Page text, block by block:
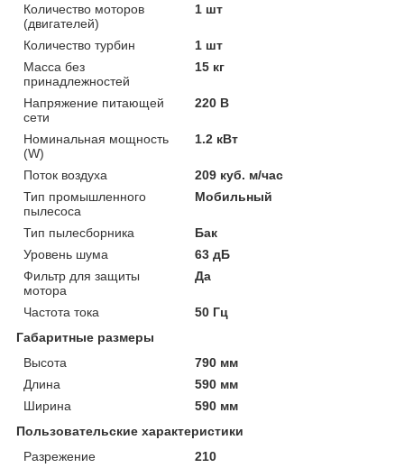
Количество моторов
(двигателей)
1 шт
Количество турбин
1 шт
Масса без
принадлежностей
15 кг
Напряжение питающей
сети
220 В
Номинальная мощность
(W)
1.2 кВт
Поток воздуха
209 куб. м/час
Тип промышленного
пылесоса
Мобильный
Тип пылесборника
Бак
Уровень шума
63 дБ
Фильтр для защиты
мотора
Да
Частота тока
50 Гц
Габаритные размеры
Высота
790 мм
Длина
590 мм
Ширина
590 мм
Пользовательские характеристики
Разрежение
210